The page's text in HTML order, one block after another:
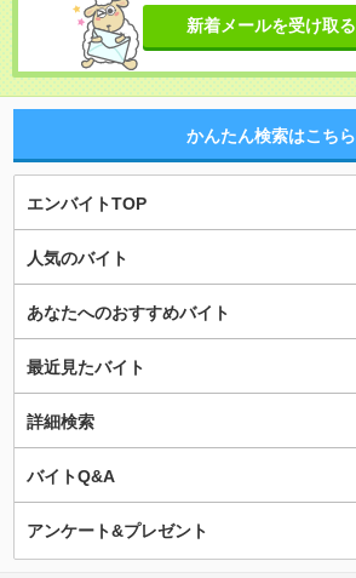
新着メールを受け取る
かんたん検索はこちら
エンバイトTOP
人気のバイト
あなたへのおすすめバイト
最近見たバイト
詳細検索
バイトQ&A
アンケート&プレゼント